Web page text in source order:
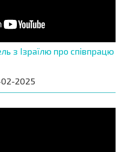
з Ізраїлю про співпрацю
2025